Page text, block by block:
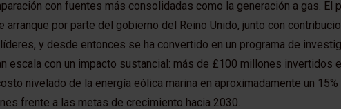
con fuentes más consolidadas como la generación a gas. El
arranque por parte del gobierno del Reino Unido, junto con
y desde entonces se ha convertido en un programa de
escala con un impacto sustancial: más de £100 millones invertidos
nivelado de la energía eólica marina en aproximadamente un
frente a las metas de crecimiento hacia 2030.